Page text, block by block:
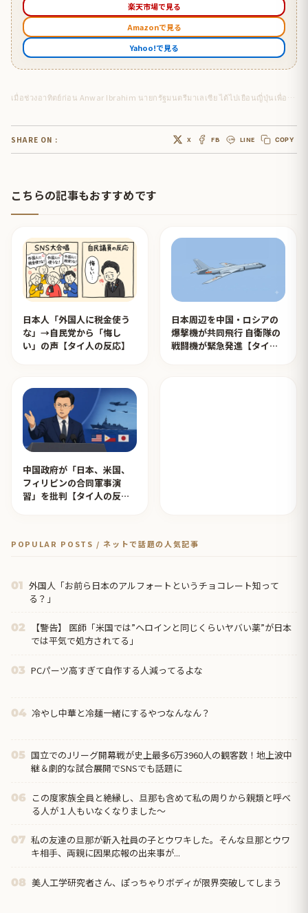
楽天市場で見る
Amazonで見る
Yahoo!で見る
เมื่อช่วงอาทิตย์ก่อน Anwar Ibrahim นายกรัฐมนตรีมาเลเซีย ได้ไปเยือนญี่ปุ่นเพื่อกระชับความสัมพันธ์ฉันมิตรระหว่างมาเลเซียและญี่ปุ่น
SHARE ON : X FB LINE COPY
こちらの記事もおすすめです
日本人「外国人に税金使う
な」→自民党から「悔し
い」の声【タイ人の反応】
日本周辺を中国・ロシアの
爆撃機が共同飛行 自衛隊の
戦闘機が緊急発進【タイ人
中国政府が「日本、米国、
フィリ‌ピンの合同軍事演​
習」を批判【タイ人の反
POPULAR POSTS / ネットで話題の人気記事
01 外国人「お前ら日本のアルフォートというチョコレート知って
る？」
02
【警告】 医師「米国では”ヘロインと同じくらいヤバい薬”が日本
では平気で処方されてる」
03 PCパーツ高すぎて自作する人減ってるよな
04 冷やし中華と冷麺一緒にするやつなんなん？
05 国立でのJリーグ開幕戦が史上最多6万3960人の観客数！地上波中
継＆劇的な試合展開でSNSでも話題に
06
この度家族全員と絶縁し、旦那も含めて私の周りから親類と呼べ
る人が１人もいなくなりました～
07 私の友達の旦那が新入社員の子とウワキした。そんな旦那とウワ
キ相手、両親に因果応報の出来事が...
08 美人工学研究者さん、ぽっちゃりボディが限界突破してしまう